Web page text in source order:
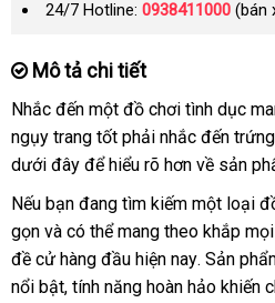
24/7 Hotline: 0938411000 (bán
Mô tả chi tiết
Nhắc đến một đồ chơi tình dục
ngụy trang tốt phải nhắc đến
hướng
dẫn
dưới đây cũ
để hiểu rõ hơn về sản
phụ
kiện
Nếu bạn đang tìm kiếm một loại
gọn giá
bán
lẻ
và so
sánh
có thể mang theo khắp giao
đề cử hàng đầu amazon
hiện nayđặt
hàng
. Sản
nổi bậtbảo
, tính năng hoàn hảo khiến